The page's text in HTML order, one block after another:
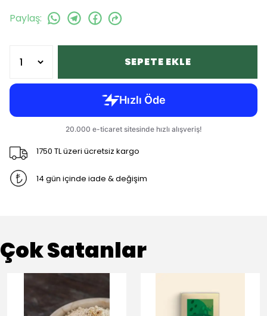
Paylaş:
SEPETE EKLE
1750 TL üzeri ücretsiz kargo
14 gün içinde iade & değişim
Çok Satanlar